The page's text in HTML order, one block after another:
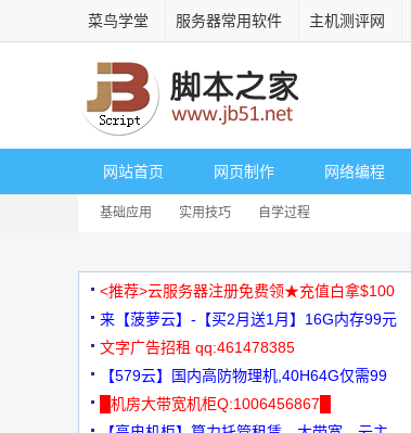
菜鸟学堂 服务器常用软件 主机测评网
网站首页 网页制作 网络编程
基础应用 实用技巧 自学过程
<推荐>云服务器注册免费领★充值白拿$100
来【菠萝云】-【买2月送1月】16G内存99元
文字广告招租 qq:461478385
【579云】国内高防物理机,40H64G仅需99
元
█机房大带宽机柜Q:1006456867█